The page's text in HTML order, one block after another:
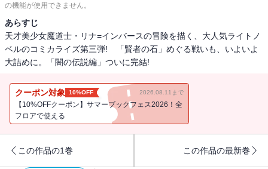
の機能が使用できません。
あらすじ
天才美少女魔道士・リナ=インバースの冒険を描く、大人気ライトノ
ベルのコミカライズ第三弾! 「賢者の石」めぐる戦いも、いよいよ
大詰めに。「闇の伝説編」ついに完結!
クーポン対象 10%OFF 2026.08.11まで
【10%OFFクーポン】サマーブックフェス2026！全
フロアで使える
この作品の1巻 この作品の最新巻